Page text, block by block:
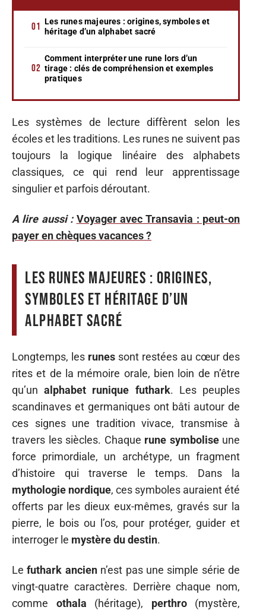
Les runes majeures : origines, symboles et
héritage d’un alphabet sacré
Comment interpréter une rune lors d’un
tirage : clés de compréhension et exemples
pratiques
Les systèmes de lecture diffèrent selon les
écoles et les traditions. Les runes ne suivent pas
toujours la logique linéaire des alphabets
classiques, ce qui rend leur apprentissage
singulier et parfois déroutant.
A lire aussi : Voyager avec Transavia : peut-on
payer en chèques vacances ?
Les runes majeures : origines,
symboles et héritage d’un
alphabet sacré
Longtemps, les runes sont restées au cœur des
rites et de la mémoire orale, bien loin de n’être
qu’unalphabet runique futhark. Les peuples
scandinaves et germaniques ont bâti autour de
ces signes une tradition vivace, transmise à
travers les siècles. Chaque rune symboliseune
force primordiale, un archétype, un fragment
d’histoire qui traverse le temps. Dans la
mythologie nordique, ces symboles auraient été
offerts par les dieux eux-mêmes, gravés sur la
pierre, le bois ou l’os, pour protéger, guider et
interroger le mystère du destin.
Lefuthark ancienn’est pas une simple série de
vingt-quatre caractères. Derrière chaque nom,
comme othala (héritage), perthro(mystère,